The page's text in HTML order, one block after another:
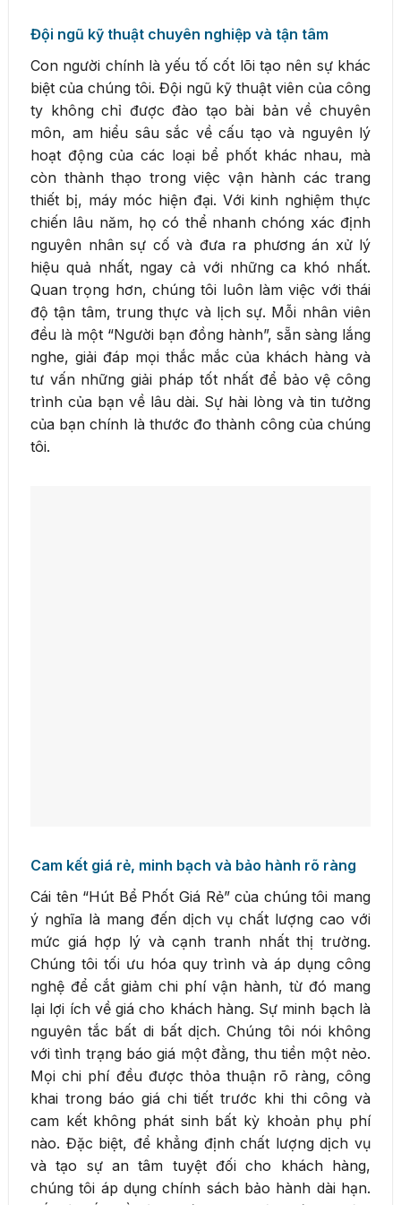
Đội ngũ kỹ thuật chuyên nghiệp và tận tâm
Con người chính là yếu tố cốt lõi tạo nên sự khác
biệt của chúng tôi. Đội ngũ kỹ thuật viên của công
ty không chỉ được đào tạo bài bản về chuyên
môn, am hiểu sâu sắc về cấu tạo và nguyên lý
hoạt động của các loại bể phốt khác nhau, mà
còn thành thạo trong việc vận hành các trang
thiết bị, máy móc hiện đại. Với kinh nghiệm thực
chiến lâu năm, họ có thể nhanh chóng xác định
nguyên nhân sự cố và đưa ra phương án xử lý
hiệu quả nhất, ngay cả với những ca khó nhất.
Quan trọng hơn, chúng tôi luôn làm việc với thái
độ tận tâm, trung thực và lịch sự. Mỗi nhân viên
đều là một “Người bạn đồng hành”, sẵn sàng lắng
nghe, giải đáp mọi thắc mắc của khách hàng và
tư vấn những giải pháp tốt nhất để bảo vệ công
trình của bạn về lâu dài. Sự hài lòng và tin tưởng
của bạn chính là thước đo thành công của chúng
tôi.
Cam kết giá rẻ, minh bạch và bảo hành rõ ràng
Cái tên “Hút Bể Phốt Giá Rẻ” của chúng tôi mang
ý nghĩa là mang đến dịch vụ chất lượng cao với
mức giá hợp lý và cạnh tranh nhất thị trường.
Chúng tôi tối ưu hóa quy trình và áp dụng công
nghệ để cắt giảm chi phí vận hành, từ đó mang
lại lợi ích về giá cho khách hàng. Sự minh bạch là
nguyên tắc bất di bất dịch. Chúng tôi nói không
với tình trạng báo giá một đằng, thu tiền một nẻo.
Mọi chi phí đều được thỏa thuận rõ ràng, công
khai trong báo giá chi tiết trước khi thi công và
cam kết không phát sinh bất kỳ khoản phụ phí
nào. Đặc biệt, để khẳng định chất lượng dịch vụ
và tạo sự an tâm tuyệt đối cho khách hàng,
chúng tôi áp dụng chính sách bảo hành dài hạn.